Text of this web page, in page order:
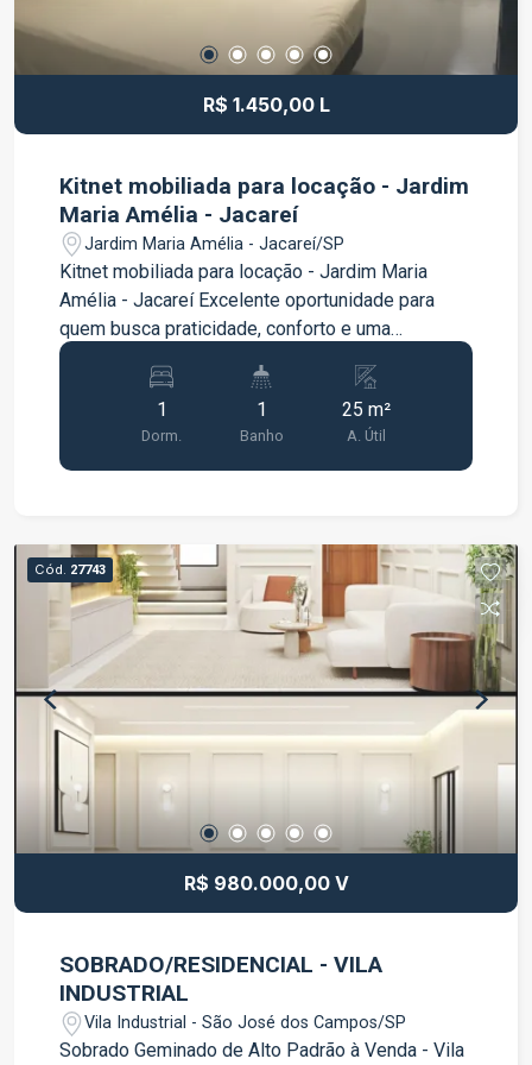
R$ 1.450,00 L
Kitnet mobiliada para locação - Jardim
Maria Amélia - Jacareí
Jardim Maria Amélia - Jacareí/SP
Kitnet mobiliada para locação - Jardim Maria
Amélia - Jacareí Excelente oportunidade para
quem busca praticidade, conforto e uma
localização tranquila. A kitnet é totalmente
mobiliada e conta com um ambiente funcional,
ideal para estudantes, profissionais e pessoas
que desejam um espaço prático para o dia a dia.
Características do imóvel: 1 quarto Cozinha
condomínio: Piscina Academia Lavanderia Sala
de home office Localizada no bairro Jardim Maria
Amélia, em Jacareí, a kitnet oferece fácil acesso
ao Centro da cidade e está próxima a comércios,
supermercados, farmácias, restaurantes e
demais serviços. Uma excelente opção para
quem deseja morar com conforto, praticidade e
acesso a uma infraestrutura completa. Entre em
contato para mais informações ou agende uma
visita.
1
Dorm.
1
Banho
25 m²
A. Útil
Cód. 27743
R$ 980.000,00 V
SOBRADO/RESIDENCIAL - VILA
INDUSTRIAL
Vila Industrial - São José dos Campos/SP
Sobrado Geminado de Alto Padrão à Venda - Vila